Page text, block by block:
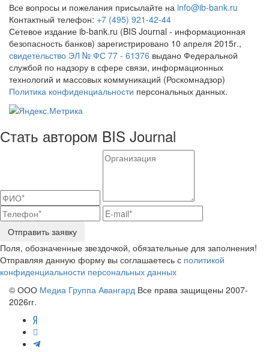
Все вопросы и пожелания присылайте на info@ib-bank.ru
Контактный телефон: +7 (495) 921-42-44
Сетевое издание ib-bank.ru (BIS Journal - информационная
безопасность банков) зарегистрировано 10 апреля 2015г.,
свидетельство ЭЛ № ФС 77 - 61376 выдано Федеральной
службой по надзору в сфере связи, информационных
технологий и массовых коммуникаций (Роскомнадзор)
Политика конфиденциальности персональных данных.
Стать автором BIS Journal
Отправить заявку
Поля, обозначенные звездочкой, обязательные для заполнения!
Отправляя данную форму вы соглашаетесь с политикой
конфиденциальности персональных данных
© ООО Медиа Группа Авангард Все права защищены 2007-
2026гг.